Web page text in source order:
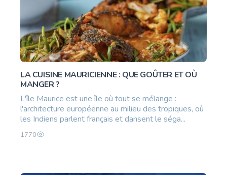
LA CUISINE MAURICIENNE : QUE GOÛTER ET OÙ
MANGER ?
L'île Maurice est une île où tout se mélange :
l'architecture européenne au milieu des tropiques, où
les Indiens parlent français et dansent le séga...
1770